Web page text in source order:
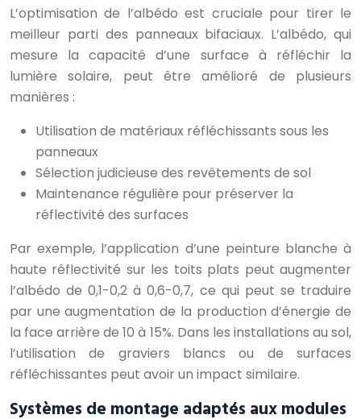
L’optimisation de l’albédo est cruciale pour tirer le
meilleur parti des panneaux bifaciaux. L’albédo, qui
mesure la capacité d’une surface à réfléchir la
lumière solaire, peut être amélioré de plusieurs
manières :
Utilisation de matériaux réfléchissants sous les
panneaux
Sélection judicieuse des revêtements de sol
Maintenance régulière pour préserver la
réflectivité des surfaces
Par exemple, l’application d’une peinture blanche à
haute réflectivité sur les toits plats peut augmenter
l’albédo de 0,1-0,2 à 0,6-0,7, ce qui peut se traduire
par une augmentation de la production d’énergie de
la face arrière de 10 à 15%. Dans les installations au sol,
l’utilisation de graviers blancs ou de surfaces
réfléchissantes peut avoir un impact similaire.
Systèmes de montage adaptés aux modules